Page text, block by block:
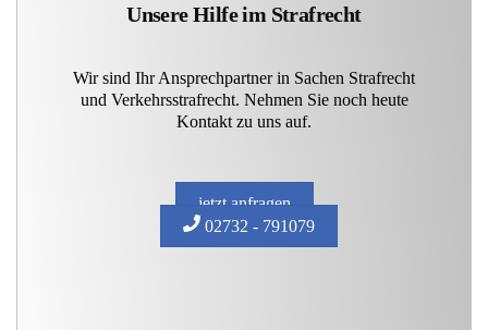
Unsere Hilfe im Strafrecht
Wir sind Ihr Ansprechpartner in Sachen Strafrecht
und Verkehrsstrafrecht. Nehmen Sie noch heute
Kontakt zu uns auf.
jetzt anfragen
02732 - 791079